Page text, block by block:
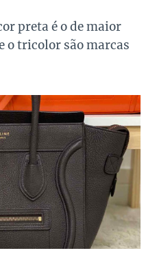
preta é o de maior
o tricolor são marcas